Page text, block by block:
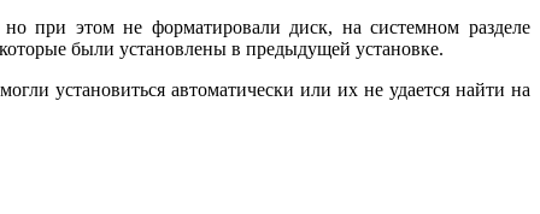
при этом не форматировали диск, на системном разделе
были установлены в предыдущей установке.
установиться автоматически или их не удается найти на